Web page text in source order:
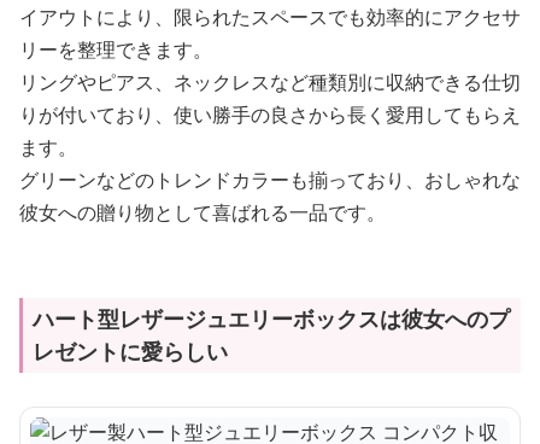
イアウトにより、限られたスペースでも効率的にアクセサ
リーを整理できます。
リングやピアス、ネックレスなど種類別に収納できる仕切
りが付いており、使い勝手の良さから長く愛用してもらえ
ます。
グリーンなどのトレンドカラーも揃っており、おしゃれな
彼女への贈り物として喜ばれる一品です。
ハート型レザージュエリーボックスは彼女へのプ
レゼントに愛らしい